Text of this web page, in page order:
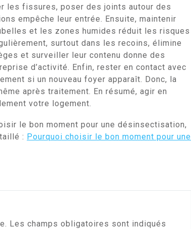
les fissures, poser des joints autour des
empêche leur entrée. Ensuite, maintenir
et les zones humides réduit les risques
surtout dans les recoins, élimine
et surveiller leur contenu donne des
d’activité. Enfin, rester en contact avec
si un nouveau foyer apparaît. Donc, la
après traitement. En résumé, agir en
votre logement.
le bon moment pour une désinsectisation,
: Pourquoi choisir le bon moment pour une
Les champs obligatoires sont indiqués